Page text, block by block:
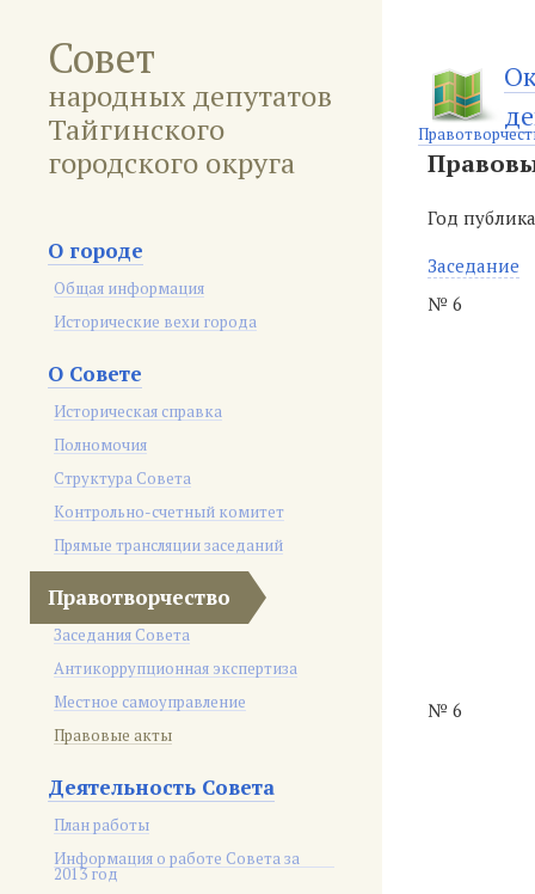
Совет
народных депутатов
Тайгинского
городского округа
О городе
Общая информация
Исторические вехи города
О Совете
Историческая справка
Полномочия
Структура Совета
Контрольно-счетный комитет
Прямые трансляции заседаний
Правотворчество
Заседания Совета
Антикоррупционная экспертиза
Местное самоуправление
Правовые акты
Деятельность Совета
План работы
Информация о работе Совета за
2013 год
Год
Заседание
№ 6
№ 6